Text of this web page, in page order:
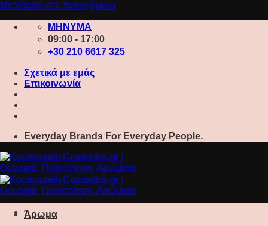
Μετάβαση στο περιεχόμενο
ΜΗΝΥΜΑ
09:00 - 17:00
+30 210 6617 325
Σχετικά με εμάς
Επικοινωνία
Everyday Brands For Everyday People.
Άρωμα